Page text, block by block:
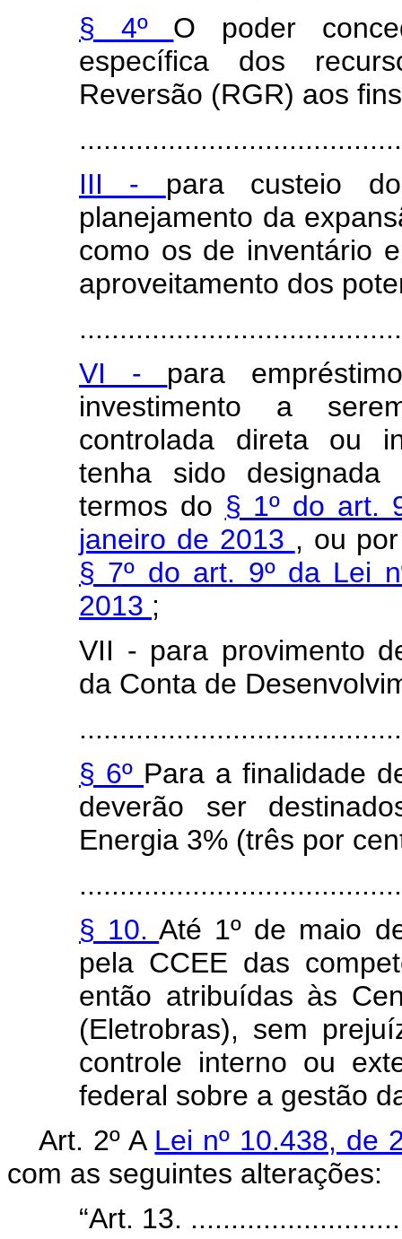
§ 4º O poder
específica dos
Reversão (RGR) aos
III - para custeio
planejamento da
como os de inventário
aproveitamento dos
VI - para
investimento a
controlada direta ou
tenha sido
termos do § 1º do art.
janeiro de 2013 , ou
§ 7º do art. 9º da Lei
2013 ;
VII - para provimento
da Conta de
§ 6º Para a finalidade
deverão ser
Energia 3% (três por
§ 10.Até 1º de maio
pela CCEE das
então atribuídas às
(Eletrobras), sem
controle interno ou
federal sobre a gestão
Art. 2º A Lei nº 10.438, de
com as seguintes alterações:
“Art. 13.